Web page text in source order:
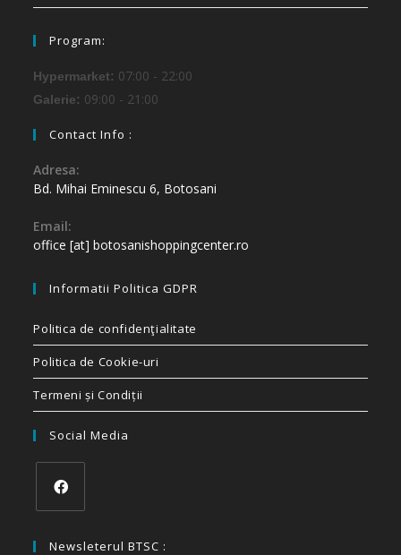
Program:
Hypermarket: 07:00 - 22:00
Galerie: 09:00 - 21:00
Contact Info :
Adresa:
Bd. Mihai Eminescu 6, Botosani
Email:
office [at] botosanishoppingcenter.ro
Informatii Politica GDPR
Politica de confidenţialitate
Politica de Cookie-uri
Termeni și Condiții
Social Media
Newsleterul BTSC :